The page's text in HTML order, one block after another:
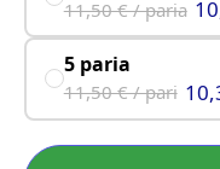
11,50 € / paria
5 paria
11,50 € / pari